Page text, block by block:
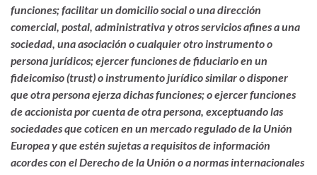
funciones; facilitar un domicilio social o una dirección
comercial, postal, administrativa y otros servicios afines a una
sociedad, una asociación o cualquier otro instrumento o
persona jurídicos; ejercer funciones de fiduciario en un
fideicomiso (trust) o instrumento jurídico similar o disponer
que otra persona ejerza dichas funciones; o ejercer funciones
de accionista por cuenta de otra persona, exceptuando las
sociedades que coticen en un mercado regulado de la Unión
Europea y que estén sujetas a requisitos de información
acordes con el Derecho de la Unión o a normas internacionales